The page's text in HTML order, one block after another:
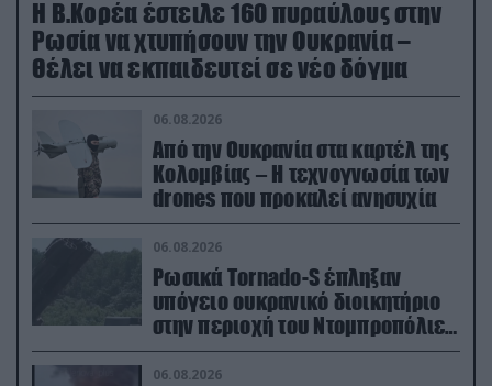
Η Β.Κορέα έστειλε 160 πυραύλους στην
Ρωσία να χτυπήσουν την Ουκρανία –
Θέλει να εκπαιδευτεί σε νέο δόγμα
06.08.2026
Από την Ουκρανία στα καρτέλ της
Κολομβίας – Η τεχνογνωσία των
drones που προκαλεί ανησυχία
06.08.2026
Ρωσικά Tornado-S έπληξαν
υπόγειο ουκρανικό διοικητήριο
στην περιοχή του Ντομπροπόλιε
(βίντεο)
06.08.2026